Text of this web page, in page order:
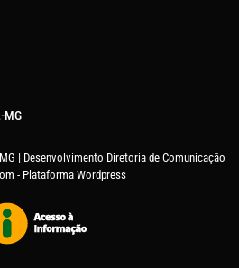
MG
| Desenvolvimento Diretoria de Comunicação
- Plataforma Wordpress